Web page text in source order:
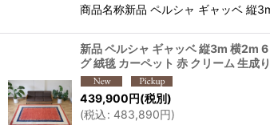
商品名称新品 ペルシャ ギャッベ 縦
新品 ペルシャ ギャッベ 縦3m 横2m
グ 絨毯 カーペット 赤 クリーム 生
439,900円(税別)
(税込: 483,890円)